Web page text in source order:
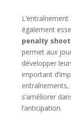
également
penalty
permet aux
développer
important
entraînements,
s’améliorer
l’anticipation.